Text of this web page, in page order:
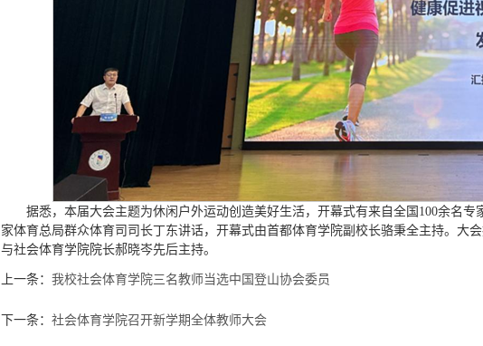
据悉，本届大会主题为休闲户外运动创造美好生活，开幕式有来自全国100余名
家体育总局群众体育司司长丁东讲话，开幕式由首都体育学院副校长骆秉全主持。大
与社会体育学院院长郝晓岑先后主持。
上一条： 我校社会体育学院三名教师当选中国登山协会委员
下一条： 社会体育学院召开新学期全体教师大会